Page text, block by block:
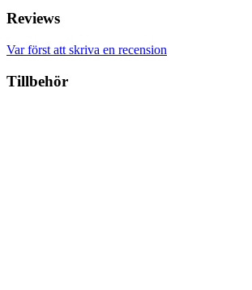
Reviews
Var först att skriva en recension
Tillbehör